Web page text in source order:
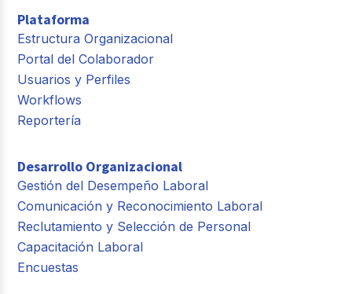
Plataforma
Estructura Organizacional
Portal del Colaborador
Usuarios y Perfiles
Workflows
Reportería
Desarrollo Organizacional
Gestión del Desempeño Laboral
Comunicación y Reconocimiento Laboral
Reclutamiento y Selección de Personal
Capacitación Laboral
Encuestas